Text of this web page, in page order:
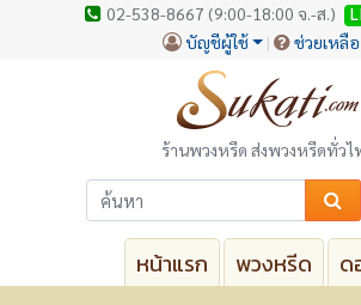
02-538-8667 (9:00-18:00 จ.-ส.)
บัญชีผู้ใช้ ช่วยเหลือ
ร้านพวงหรีด ส่งพวงหรีดทั่วไ
หน้าแรก พวงหรีด ด